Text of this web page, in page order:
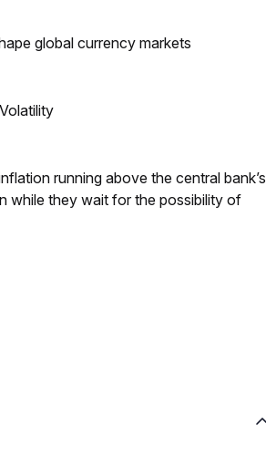
global currency markets
running above the central bank’s
while they wait for the possibility of